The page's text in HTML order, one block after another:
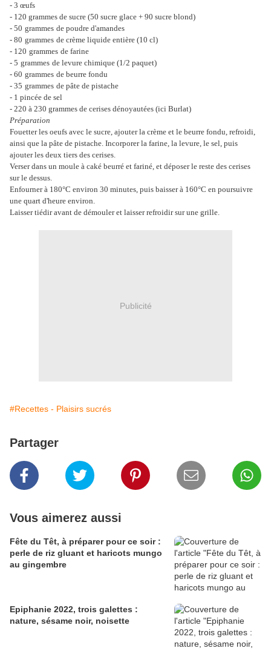
- 3 œufs
- 120 grammes de sucre (50 sucre glace + 90 sucre blond)
- 50 grammes de poudre d'amandes
- 80 grammes de crème liquide entière (10 cl)
- 120 grammes de farine
- 5 grammes de levure chimique (1/2 paquet)
- 60 grammes de beurre fondu
- 35 grammes de pâte de pistache
- 1 pincée de sel
- 220 à 230 grammes de cerises dénoyautées (ici Burlat)
Préparation
Fouetter les oeufs avec le sucre, ajouter la crème et le beurre fondu, refroidi,
ainsi que la pâte de pistache. Incorporer la farine, la levure, le sel, puis
ajouter les deux tiers des cerises.
Verser dans un moule à caké beurré et fariné, et déposer le reste des cerises
sur le dessus.
Enfourner à 180°C environ 30 minutes, puis baisser à 160°C en poursuivre
une quart d'heure environ.
Laisser tiédir avant de démouler et laisser refroidir sur une grille.
Publicité
#Recettes - Plaisirs sucrés
Partager
Vous aimerez aussi
Fête du Têt, à préparer pour ce soir :
perle de riz gluant et haricots mungo
au gingembre
Epiphanie 2022, trois galettes :
nature, sésame noir, noisette